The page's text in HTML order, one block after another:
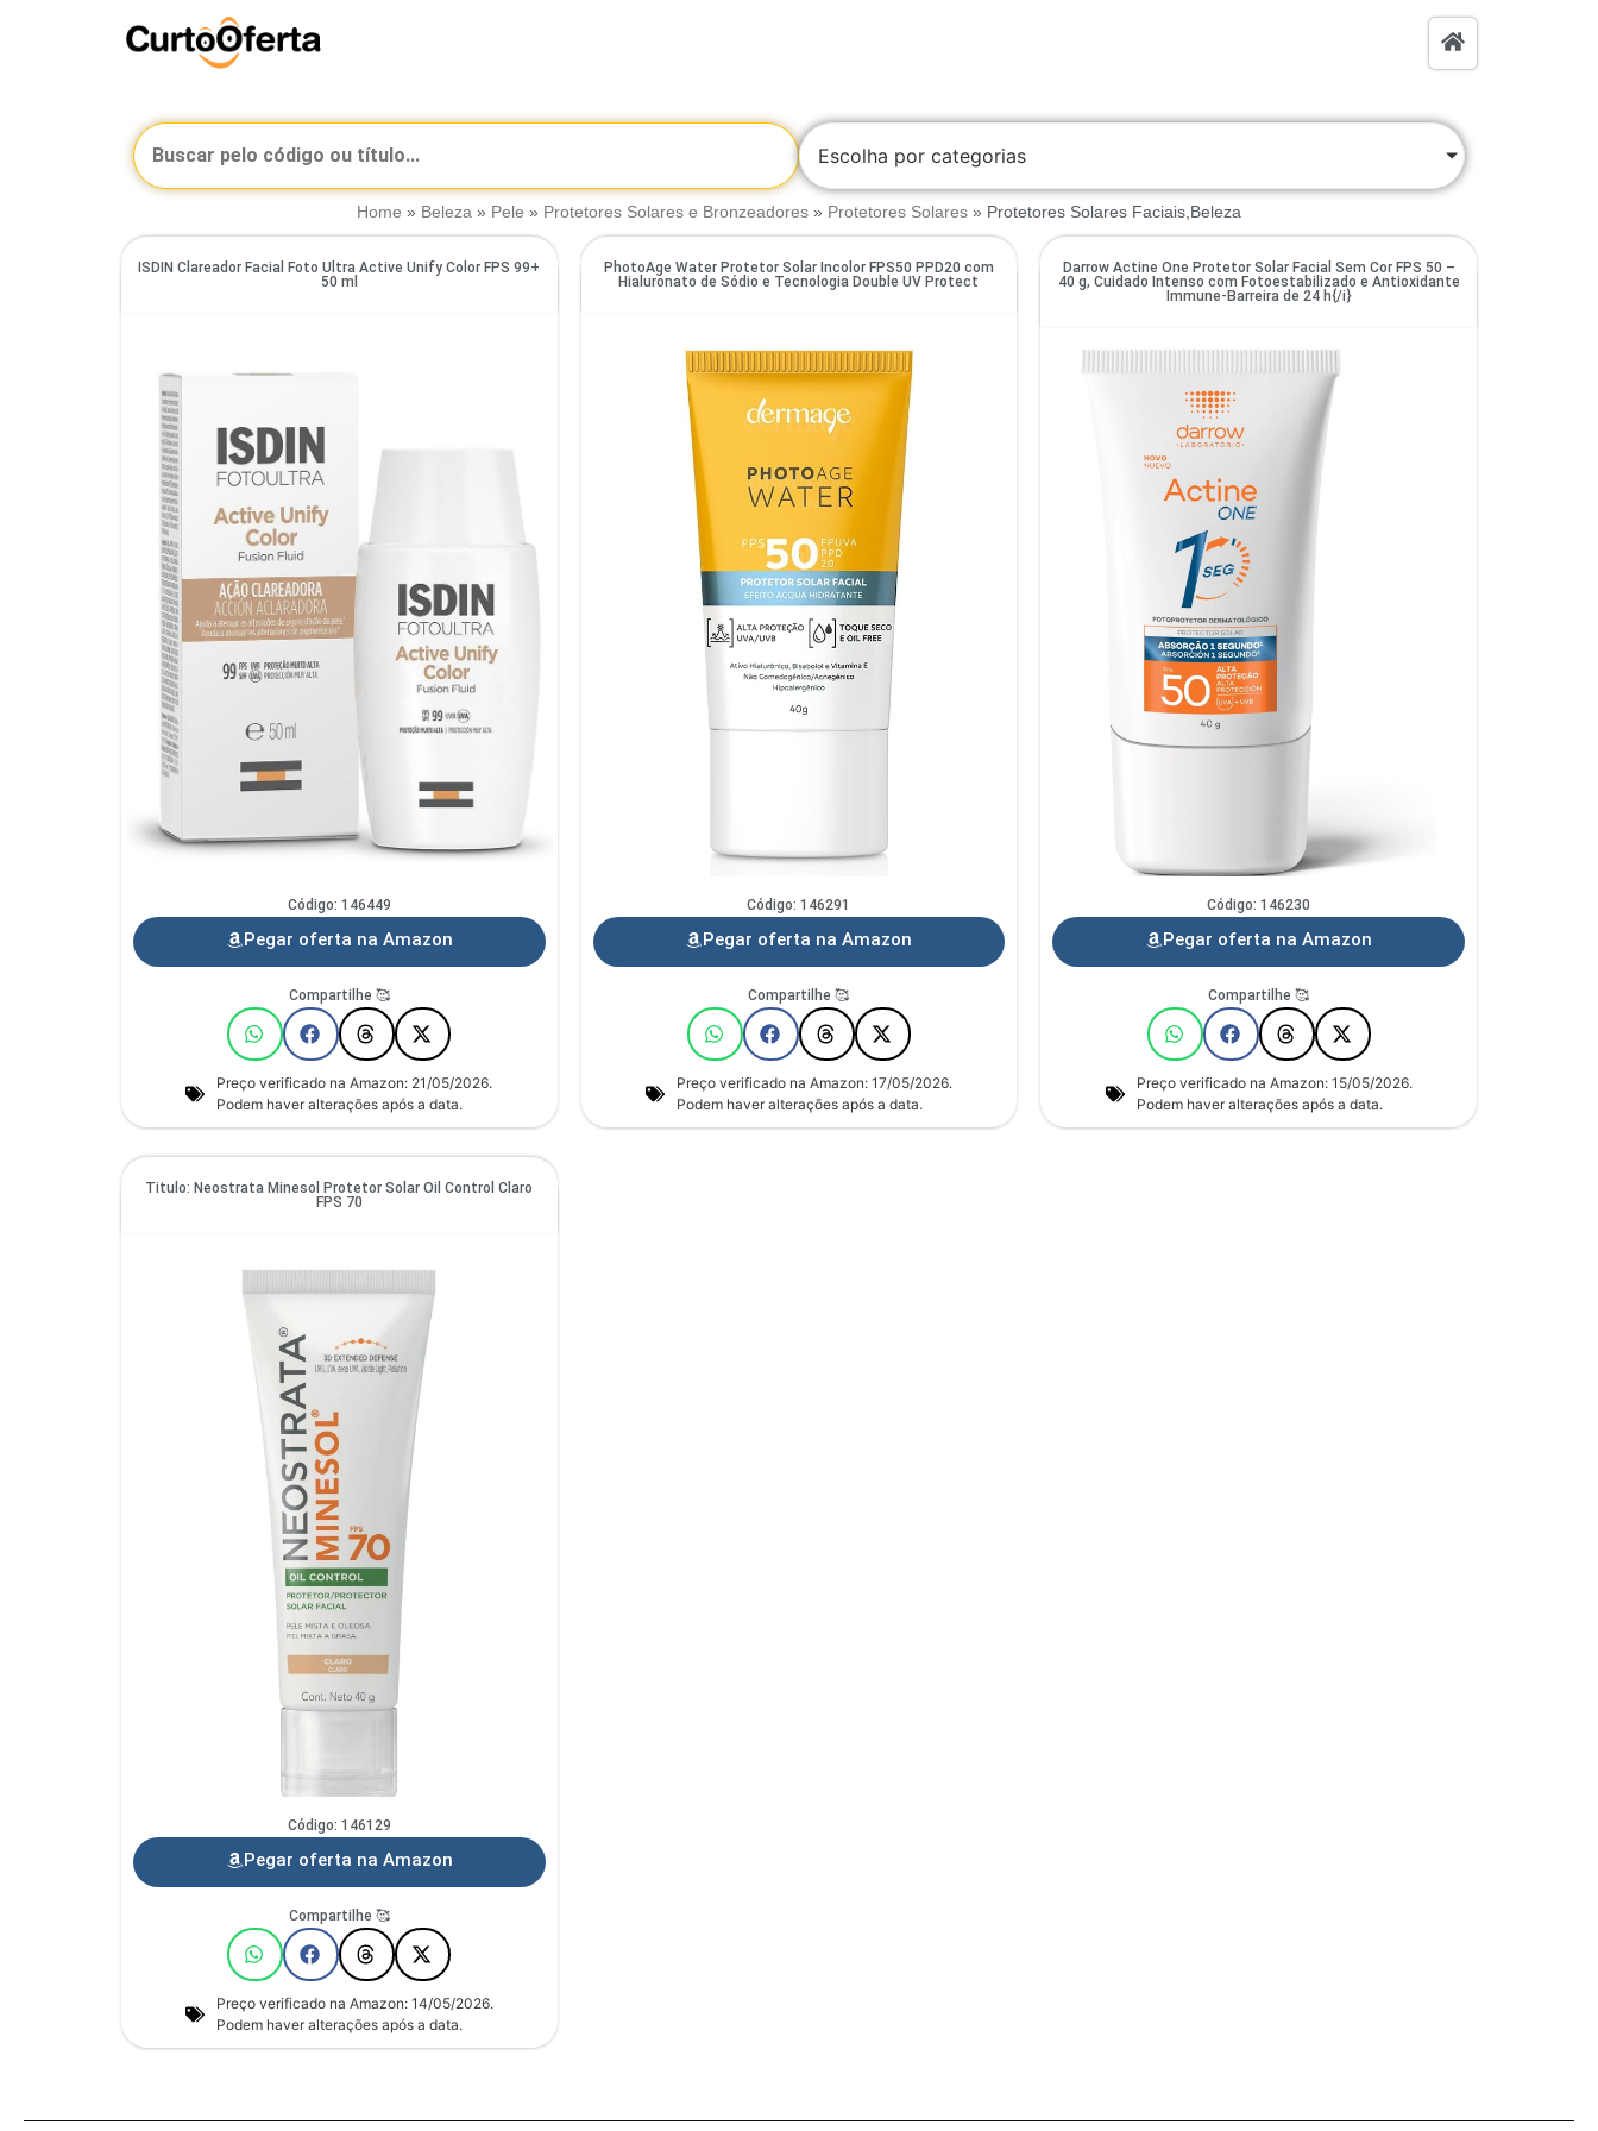
Escolha por categorias
Home » Beleza » Pele » Protetores Solares e Bronzeadores » Protetores Solares » Protetores Solares Faciais,Beleza
ISDIN Clareador Facial Foto Ultra Active Unify Color FPS 99+
50 ml
Código: 146449
Pegar oferta na Amazon
Compartilhe 🥰
Preço verificado na Amazon: 21/05/2026.
Podem haver alterações após a data.
PhotoAge Water Protetor Solar Incolor FPS50 PPD20 com
Hialuronato de Sódio e Tecnologia Double UV Protect
Código: 146291
Pegar oferta na Amazon
Compartilhe 🥰
Preço verificado na Amazon: 17/05/2026.
Podem haver alterações após a data.
Darrow Actine One Protetor Solar Facial Sem Cor FPS 50 –
40 g, Cuidado Intenso com Fotoestabilizado e Antioxidante
Immune‑Barreira de 24 h{/i}
Código: 146230
Pegar oferta na Amazon
Compartilhe 🥰
Preço verificado na Amazon: 15/05/2026.
Podem haver alterações após a data.
Titulo: Neostrata Minesol Protetor Solar Oil Control Claro
FPS 70
Código: 146129
Pegar oferta na Amazon
Compartilhe 🥰
Preço verificado na Amazon: 14/05/2026.
Podem haver alterações após a data.